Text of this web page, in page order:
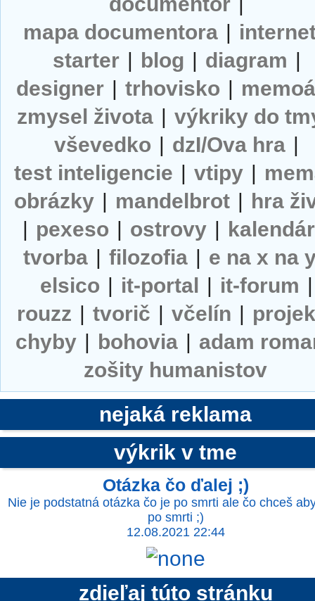
mapa documentora |
starter | blog | diagram |
designer | trhovisko |
zmysel života | výkriky do
vševedko | dzI/Ova hra |
test inteligencie | vtipy |
obrázky | mandelbrot | hra
| pexeso | ostrovy | kalendár
tvorba | filozofia | e na x na
elsico | it-portal | it-forum |
rouzz | tvorič | včelín |
chyby | bohovia | adam
zošity humanistov
nejaká reklama
výkrik v tme
Otázka čo ďalej ;)
Nie je podstatná otázka čo je po smrti ale čo chceš
po smrti ;)
12.08.2021 22:44
zdieľaj túto stránku